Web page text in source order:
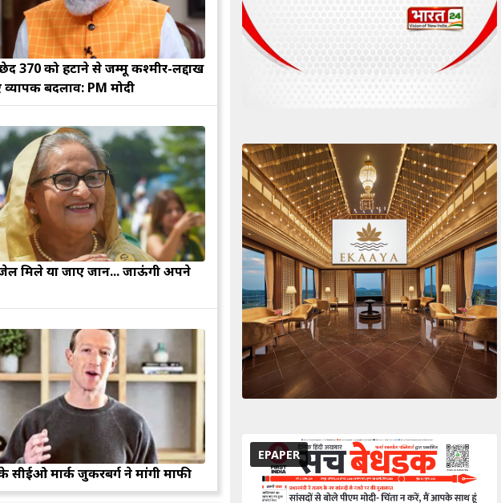
370 को हटाने से जम्मू कश्मीर-लद्दाख
बदलाव: PM मोदी
मिले या जाए जान... जाऊंगी अपने
सीईओ मार्क जुकरबर्ग ने मांगी माफी
EPAPER